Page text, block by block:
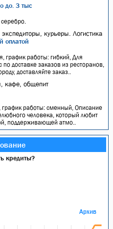
до. 3 тыс
курьеры. Логистика
оплатой
график работы: гибкий, Для
доставке заказов из ресторанов,
доставляйте заказ..
кафе, общепит
график работы: сменный, Описание
человека, который любит
поддерживающей атмо..
кредиты?
Архив